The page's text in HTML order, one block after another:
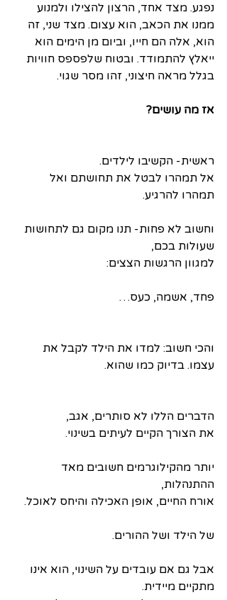
נפגע. מצד אחד, הרצון להצילו ולמנוע
ממנו את הכאב, הוא עצום. מצד שני, זה
הוא, אלה הם חייו, וביום מן הימים הוא
ייאלץ להתמודד. ובטוח שלפספס חוויות
בגלל מראה חיצוני, זהו מסר שגוי.
אז מה עושים?
ראשית- הקשיבו לילדים.
אל תמהרו לבטל את תחושתם ואל
תמהרו להרגיע.
וחשוב לא פחות- תנו מקום גם לתחושות
שעולות בכם,
למגוון הרגשות הצצים:
פחד, אשמה, כעס…
והכי חשוב: למדו את הילד לקבל את
עצמו. בדיוק כמו שהוא.
הדברים הללו לא סותרים, אגב,
את הצורך הקיים לעיתים בשינוי.
יותר מהקילוגרמים חשובים מאד
ההתנהלות,
אורח החיים, אופן האכילה והיחס לאוכל.
של הילד ושל ההורים.
אבל גם אם עובדים על השינוי, הוא אינו
מתקיים מיידית.